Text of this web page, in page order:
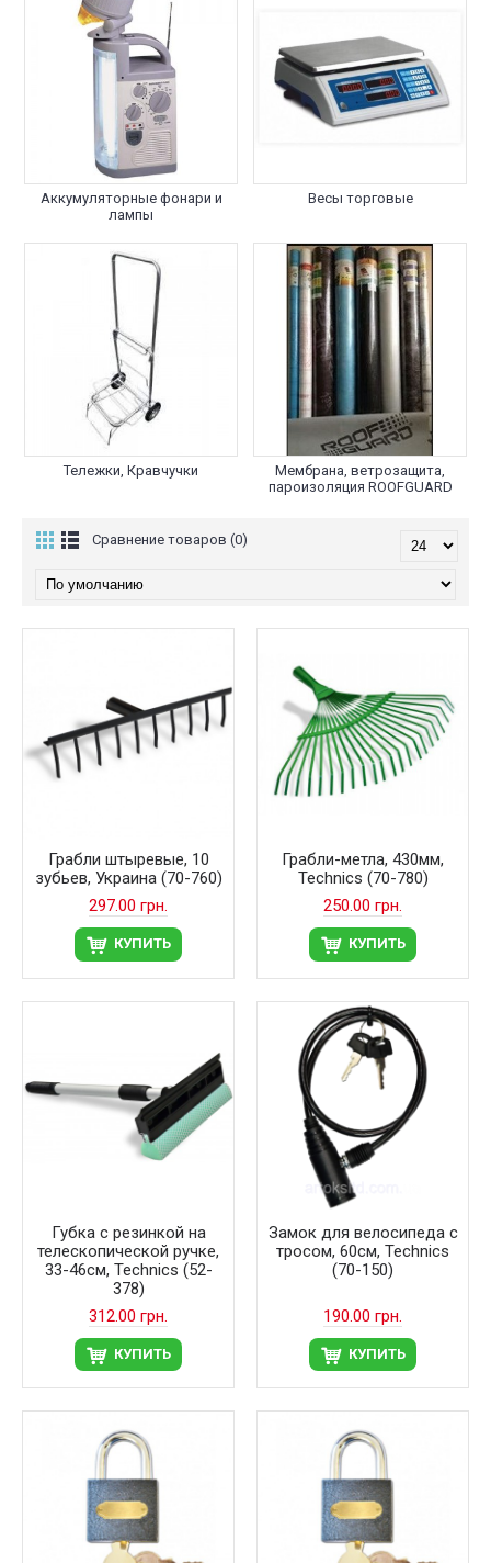
Аккумуляторные фонари и
лампы
Весы торговые
Тележки, Кравчучки
Мембрана, ветрозащита,
пароизоляция ROOFGUARD
Сравнение товаров (0)
Грабли штыревые, 10
зубьев, Украина (70-760)
297.00 грн.
КУПИТЬ
Грабли-метла, 430мм,
Technics (70-780)
250.00 грн.
КУПИТЬ
Губка с резинкой на
телескопической ручке,
33-46см, Technics (52-
378)
312.00 грн.
КУПИТЬ
Замок для велосипеда с
тросом, 60см, Technics
(70-150)
190.00 грн.
КУПИТЬ